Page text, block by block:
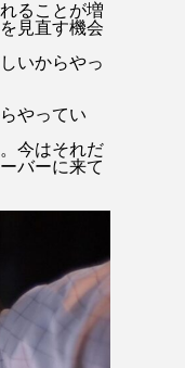
ることが増
見直す機会
いからやっ
やってい
今はそれだ
バーに来て